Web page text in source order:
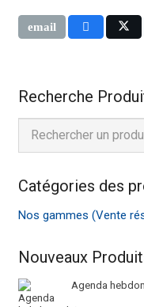
Recherche
Catégories des
Nos gammes (Vente
Nouveaux
Agenda